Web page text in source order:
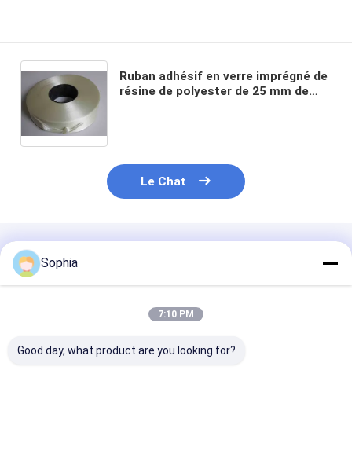
Ruban adhésif en verre imprégné de
résine de polyester de 25 mm de
Le Chat
Produits Recommandés
Sophia
7:10 PM
Good day, what product are you looking for?